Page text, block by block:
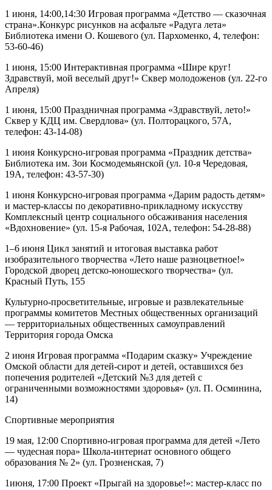
1 июня, 14:00,14:30 Игровая программа «Детство — сказочная
страна».Конкурс рисунков на асфальте «Радуга лета»
Библиотека имени О. Кошевого (ул. Пархоменко, 4, телефон:
53-60-46)
1 июня, 15:00 Интерактивная программа «Шире круг!
Здравствуй, мой веселый друг!» Сквер молодоженов (ул. 22-го
Апреля)
1 июня, 15:00 Праздничная программа «Здравствуй, лето!»
Сквер у КДЦ им. Свердлова» (ул. Полторацкого, 57А,
телефон: 43-14-08)
1 июня Конкурсно-игровая программа «Праздник детства»
Библиотека им. Зои Космодемьянской (ул. 10-я Чередовая,
19А, телефон: 43-57-30)
1 июня Конкурсно-игровая программа «Дарим радость детям»
и мастер-классы по декоративно-прикладному искусству
Комплексный центр социального обсаживания населения
«Вдохновение» (ул. 15-я Рабочая, 102А, телефон: 54-28-88)
1–6 июня Цикл занятий и итоговая выставка работ
изобразительного творчества «Лето наше разноцветное!»
Городской дворец детско-юношеского творчества» (ул.
Красный Путь, 155
Культурно-просветительные, игровые и развлекательные
программы комитетов Местных общественных организаций
— территориальных общественных самоуправлений
Территория города Омска
2 июня Игровая программа «Подарим сказку» Учреждение
Омской области для детей-сирот и детей, оставшихся без
попечения родителей «Детский №3 для детей с
ограниченными возможностями здоровья» (ул. П. Осминина,
14)
Спортивные мероприятия
19 мая, 12:00 Спортивно-игровая программа для детей «Лето
— чудесная пора» Школа-интернат основного общего
образования № 2» (ул. Грозненская, 7)
1июня, 17:00 Проект «Прыгай на здоровье!»: мастер-класс по